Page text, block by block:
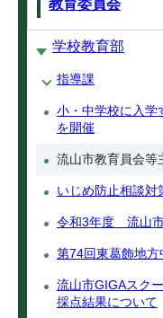
教育委員会
学校教育部
指導課
小・中学校に入
を開催
流山市教育員会等
いじめ防止相談対
令和3年度 流山
第74回東葛飾地
流山市GIGAスク
採点結果について